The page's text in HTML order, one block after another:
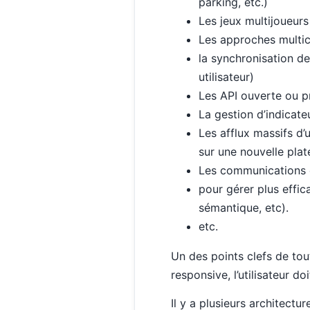
Les jeux multijoueurs
Les approches
la synchronisation
utilisateur)
Les API ouverte ou
La gestion
Les afflux massifs
sur une nouvelle
Les
pour gérer plus
sémantique, etc).
etc.
Un des points clefs de
responsive, l’utilisateur
Il y a plusieurs